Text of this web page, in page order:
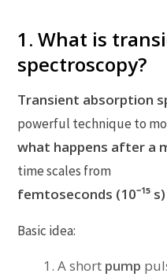
1. What is
spectroscopy?
Transient absorption
powerful technique to
what happens after a
time scales from
femtoseconds (10⁻¹⁵
Basic idea:
A short pump